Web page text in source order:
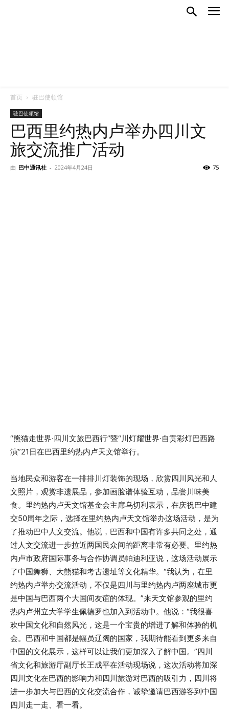
首页 驻巴使领馆
驻巴使领馆
巴西里约热内卢举办四川文
旅交流推广活动
由 巴中通讯社 - 2024年4月24日 75
“熊猫走世界·四川文旅巴西行”暨“川灯耀世界·自贡彩灯巴西路
演”21日在巴西里约热内卢天文馆举行。
当地民众和游客在一排排川灯装饰的现场，欣赏四川风光和人
文照片，观赏非遗展品，参加画脸谱体验互动，品尝川味美
食。里约热内卢天文馆基金会主席乌切利表示，在庆祝巴中建
交50周年之际，选择在里约热内卢天文馆举办这场活动，是为
了推动巴中人文交流。他说，巴西和中国有许多共同之处，通
过人文交流进一步拉近两国民众间的距离非常有必要。里约热
内卢市政府国际事务与合作协调员帕迪利亚说，这场活动展示
了中国舞狮、大熊猫和考古遗址等文化精华。“我认为，在里
约热内卢举办交流活动，不仅是四川与里约热内卢两座城市更
是中国与巴西两个大国间友谊的体现。”来天文馆参观的里约
热内卢州立大学学生佩德罗也加入到活动中。他说：“我很喜
欢中国文化和自然风光，这是一个宝贵的增进了解和体验的机
会。巴西和中国都是幅员辽阔的国家，我期待能看到更多来自
中国的文化展示，这样可以让我们更加深入了解中国。”四川
省文化和旅游厅副厅长王成平在活动现场说，这次活动将加深
四川文化在巴西的影响力和四川旅游对巴西的吸引力，四川将
进一步加大与巴西的文化交流合作，诚挚邀请巴西游客到中国
四川走一走、看一看。